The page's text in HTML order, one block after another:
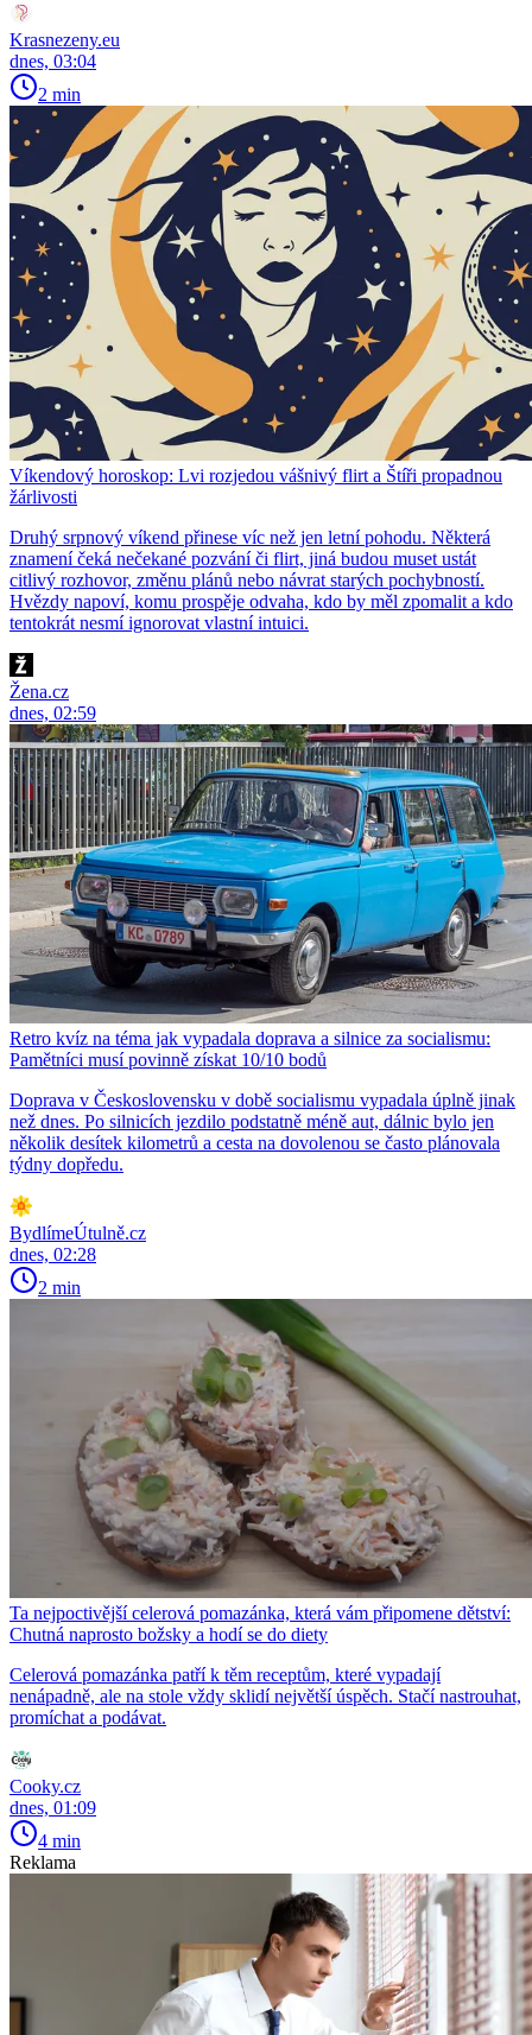
Krasnezeny.eu
dnes, 03:04
2 min
Víkendový horoskop: Lvi rozjedou vášnivý flirt a Štíři propadnou
žárlivosti
Druhý srpnový víkend přinese víc než jen letní pohodu. Některá
znamení čeká nečekané pozvání či flirt, jiná budou muset ustát
citlivý rozhovor, změnu plánů nebo návrat starých pochybností.
Hvězdy napoví, komu prospěje odvaha, kdo by měl zpomalit a kdo
tentokrát nesmí ignorovat vlastní intuici.
Žena.cz
dnes, 02:59
Retro kvíz na téma jak vypadala doprava a silnice za socialismu:
Pamětníci musí povinně získat 10/10 bodů
Doprava v Československu v době socialismu vypadala úplně jinak
než dnes. Po silnicích jezdilo podstatně méně aut, dálnic bylo jen
několik desítek kilometrů a cesta na dovolenou se často plánovala
týdny dopředu.
BydlímeÚtulně.cz
dnes, 02:28
2 min
Ta nejpoctivější celerová pomazánka, která vám připomene dětství:
Chutná naprosto božsky a hodí se do diety
Celerová pomazánka patří k těm receptům, které vypadají
nenápadně, ale na stole vždy sklidí největší úspěch. Stačí nastrouhat,
promíchat a podávat.
Cooky.cz
dnes, 01:09
4 min
Reklama